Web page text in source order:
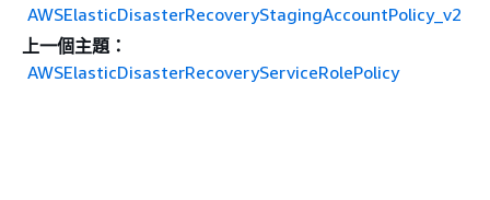
AWSElasticDisasterRecoveryStagingAccountPolicy_v2
上一個主題：
AWSElasticDisasterRecoveryServiceRolePolicy